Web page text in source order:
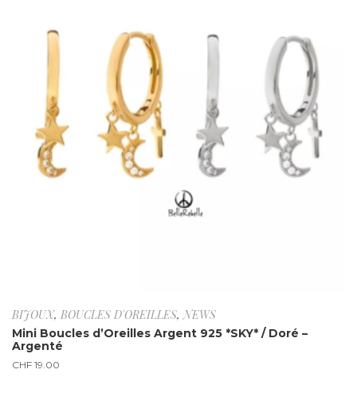
BIJOUX, BOUCLES D'OREILLES,NEWS
Mini Boucles d’Oreilles Argent 925 *SKY* / Doré –
Argenté
CHF 19.00